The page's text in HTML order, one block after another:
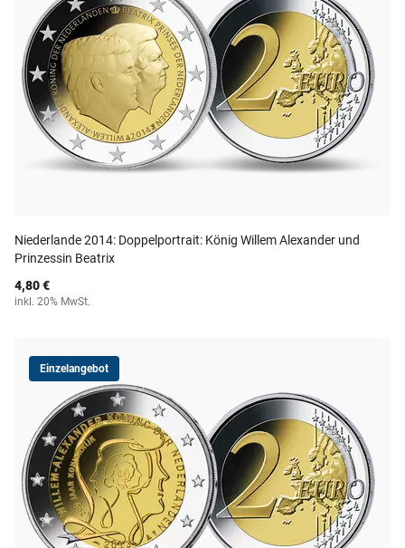
Niederlande 2014: Doppelportrait: König Willem Alexander und
Prinzessin Beatrix
4,80 €
inkl. 20% MwSt.
Einzelangebot